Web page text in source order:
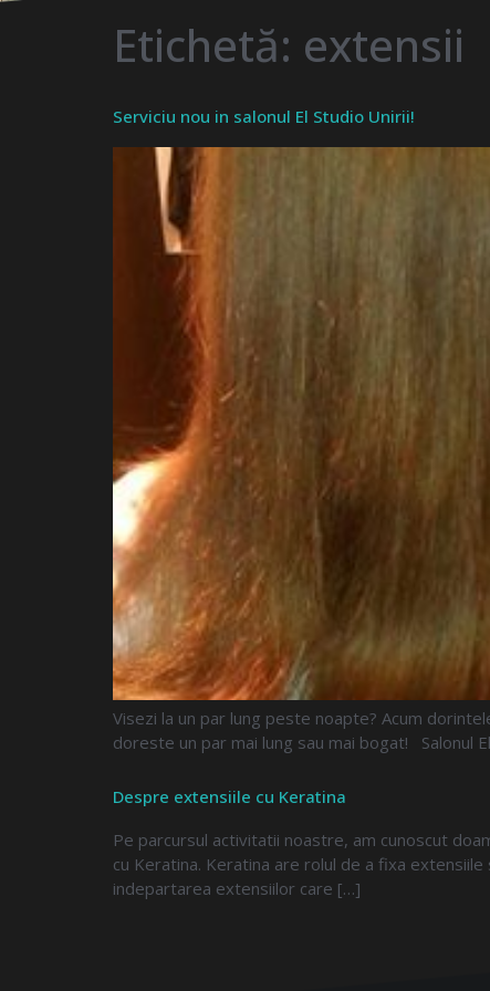
Etichetă: extensii
Serviciu nou in salonul El Studio Unirii!
Visezi la un par lung peste noapte? Acum
doreste un par mai lung sau mai bogat! Salonul
Despre extensiile cu Keratina
Pe parcursul activitatii noastre, am cunoscut
cu Keratina. Keratina are rolul de a fixa
indepartarea extensiilor care […]